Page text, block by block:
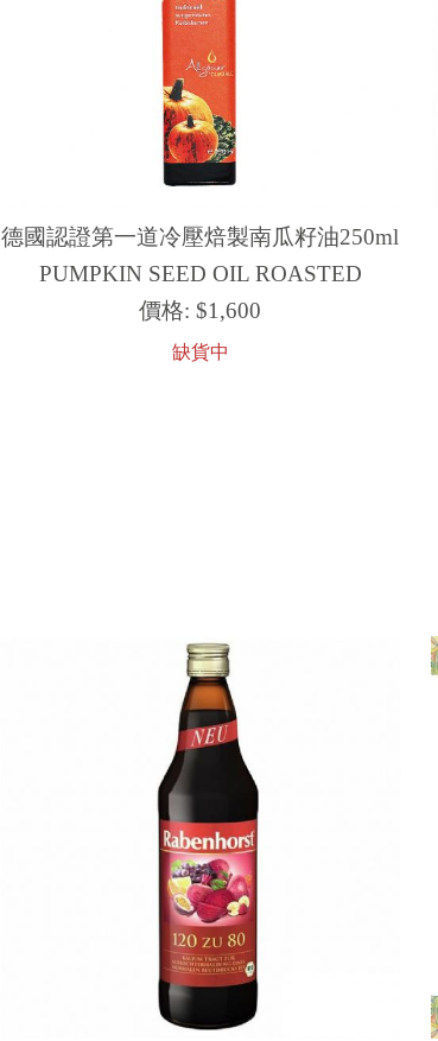
德國認證第一道冷壓焙製南瓜籽油250ml
PUMPKIN SEED OIL ROASTED
價格: $1,600
缺貨中